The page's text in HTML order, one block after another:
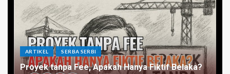
ARTIKEL SERBA SERBI
Proyek tanpa Fee, Apakah Hanya Fiktif Belaka?